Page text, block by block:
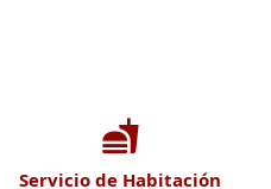
Servicio de Habitación